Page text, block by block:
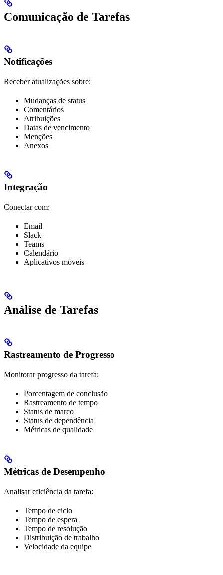
Comunicação de Tarefas
Notificações
Receber atualizações sobre:
Mudanças de status
Comentários
Atribuições
Datas de vencimento
Menções
Anexos
Integração
Conectar com:
Email
Slack
Teams
Calendário
Aplicativos móveis
Análise de Tarefas
Rastreamento de Progresso
Monitorar progresso da tarefa:
Porcentagem de conclusão
Rastreamento de tempo
Status de marco
Status de dependência
Métricas de qualidade
Métricas de Desempenho
Analisar eficiência da tarefa:
Tempo de ciclo
Tempo de espera
Tempo de resolução
Distribuição de trabalho
Velocidade da equipe